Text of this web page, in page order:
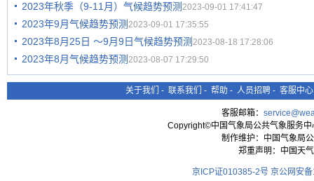
2023年秋季（9-11月）气候趋势预测 2023-09-01 17:41:47
2023年9月气候趋势预测 2023-09-01 17:35:55
2023年8月25日 ～9月9日气候趋势预测 2023-08-18 17:28:06
2023年8月气候趋势预测 2023-08-07 17:29:50
关于我们 - 联系我们 - 帮助 - 人员招聘 - 客服中心
客服邮箱：
Copyright©中国气象局公共气象服务
制作维护：中国气象局
郑重声明：中国天
京ICP证010385-2号 京公网安